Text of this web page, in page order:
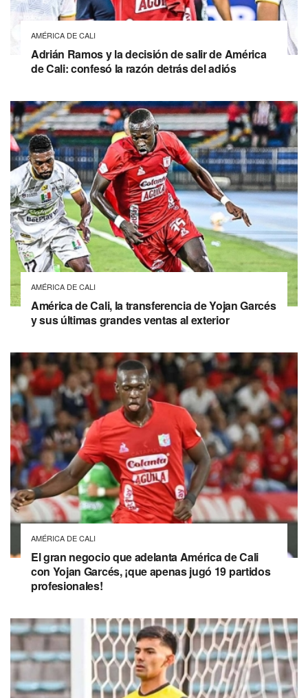
AMÉRICA DE CALI
Adrián Ramos y la decisión de salir de América
de Cali: confesó la razón detrás del adiós
AMÉRICA DE CALI
América de Cali, la transferencia de Yojan Garcés
y sus últimas grandes ventas al exterior
AMÉRICA DE CALI
El gran negocio que adelanta América de Cali
con Yojan Garcés, ¡que apenas jugó 19 partidos
profesionales!